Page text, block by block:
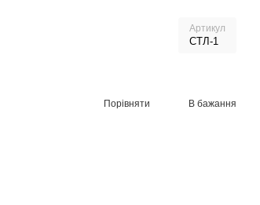
Артикул
СТЛ-1
Порівняти В бажання